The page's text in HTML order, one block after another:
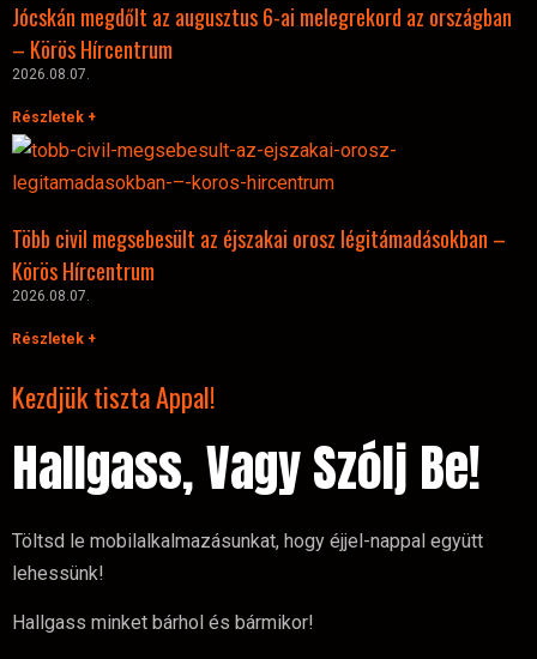
Jócskán megdőlt az augusztus 6-ai melegrekord az országban
– Körös Hírcentrum
2026.08.07.
Részletek +
Több civil megsebesült az éjszakai orosz légitámadásokban –
Körös Hírcentrum
2026.08.07.
Részletek +
Kezdjük tiszta Appal!
Hallgass, Vagy Szólj Be!
Töltsd le mobilalkalmazásunkat, hogy éjjel-nappal együtt
lehessünk!
Hallgass minket bárhol és bármikor!